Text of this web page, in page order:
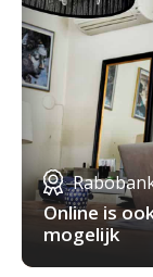
Online is
mogelijk